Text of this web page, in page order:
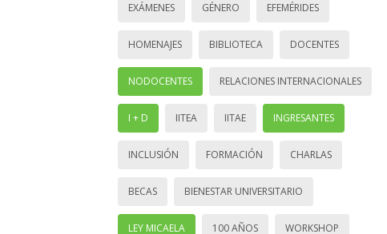
EXÁMENES GÉNERO EFEMÉRIDES
HOMENAJES BIBLIOTECA DOCENTES
NODOCENTES RELACIONES INTERNACIONALES
I + D IITEA IITAE INGRESANTES
INCLUSIÓN FORMACIÓN CHARLAS
BECAS BIENESTAR UNIVERSITARIO
LEY MICAELA 100 AÑOS WORKSHOP